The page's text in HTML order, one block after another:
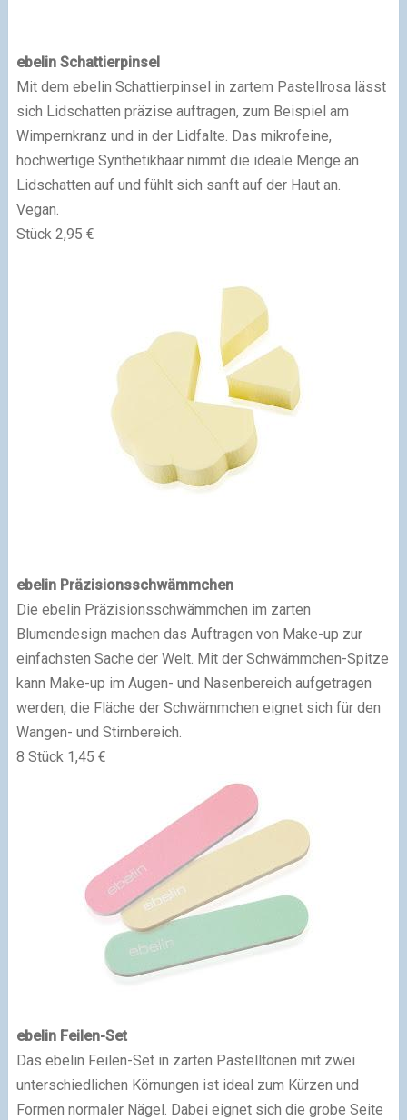
ebelin Schattierpinsel
Mit dem ebelin Schattierpinsel in zartem Pastellrosa lässt
sich Lidschatten präzise auftragen, zum Beispiel am
Wimpernkranz und in der Lidfalte. Das mikrofeine,
hochwertige Synthetikhaar nimmt die ideale Menge an
Lidschatten auf und fühlt sich sanft auf der Haut an.
Vegan.
Stück 2,95 €
ebelin Präzisionsschwämmchen
Die ebelin Präzisionsschwämmchen im zarten
Blumendesign machen das Auftragen von Make-up zur
einfachsten Sache der Welt. Mit der Schwämmchen-Spitze
kann Make-up im Augen- und Nasenbereich aufgetragen
werden, die Fläche der Schwämmchen eignet sich für den
Wangen- und Stirnbereich.
8 Stück 1,45 €
ebelin Feilen-Set
Das ebelin Feilen-Set in zarten Pastelltönen mit zwei
unterschiedlichen Körnungen ist ideal zum Kürzen und
Formen normaler Nägel. Dabei eignet sich die grobe Seite